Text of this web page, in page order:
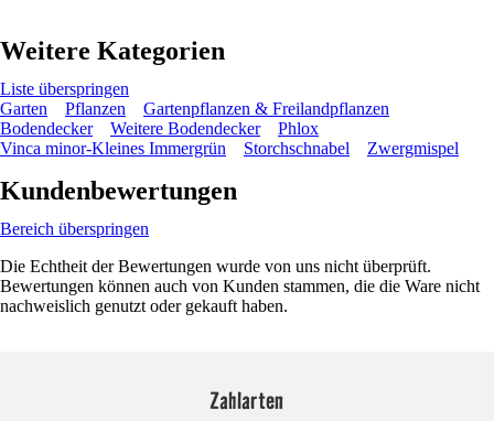
Weitere Kategorien
Liste überspringen
Garten
Pflanzen
Gartenpflanzen & Freilandpflanzen
Bodendecker
Weitere Bodendecker
Phlox
Vinca minor-Kleines Immergrün
Storchschnabel Zwergmispel
Kundenbewertungen
Bereich überspringen
Die Echtheit der Bewertungen wurde von uns nicht überprüft.
Bewertungen können auch von Kunden stammen, die die Ware nicht
nachweislich genutzt oder gekauft haben.
Zahlarten